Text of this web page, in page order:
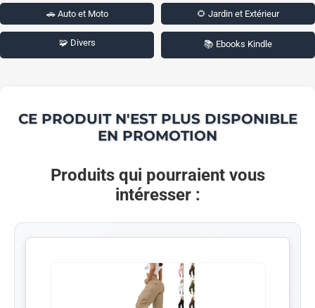
🚗 Auto et Moto 🌻 Jardin et Extérieur
🧩 Divers 📚 Ebooks Kindle
CE PRODUIT N'EST PLUS DISPONIBLE
EN PROMOTION
Produits qui pourraient vous
intéresser :